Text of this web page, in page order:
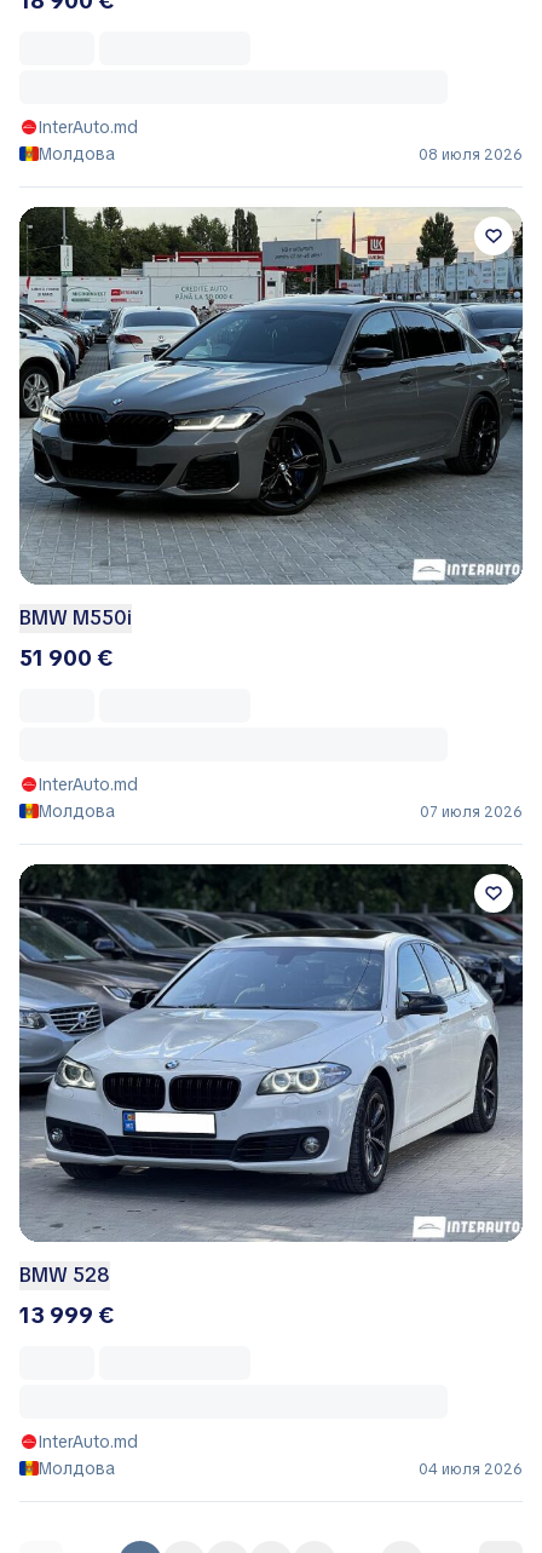
InterAuto.md
Молдова
08 июля 2026
BMW M550i
51 900 €
InterAuto.md
Молдова
07 июля 2026
BMW 528
13 999 €
InterAuto.md
Молдова
04 июля 2026